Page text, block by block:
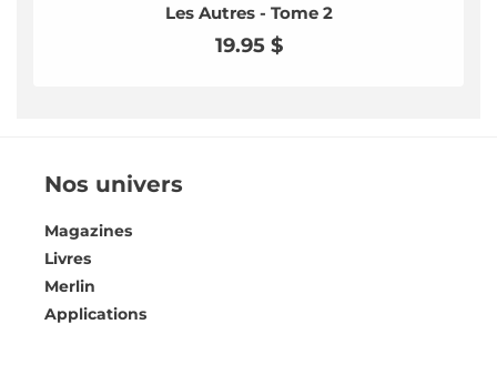
Les Autres - Tome 2
Prix
19.95 $
Nos univers
Magazines
Livres
Merlin
Applications